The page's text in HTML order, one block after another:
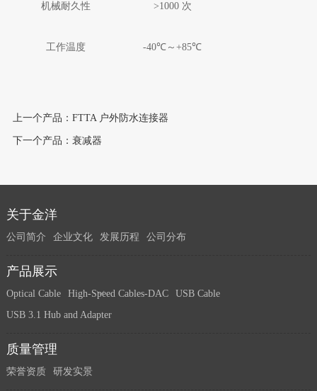
机械耐久性 >1000 次
工作温度 -40℃～+85℃
上一个产品：FTTA 户外防水连接器
下一个产品：衰减器
关于金洋
公司简介 企业文化 发展历程 公司分布
产品展示
Optical Cable High-Speed Cables-DAC
USB Cable
USB 3.1 Hub and Adapter
质量管理
荣誉资质 研发实景